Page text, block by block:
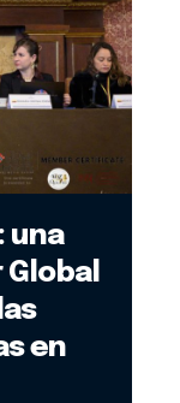
una
Global
en